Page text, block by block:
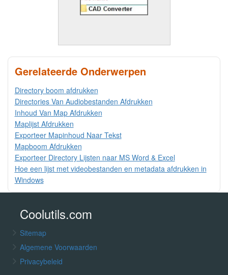
Gerelateerde Onderwerpen
Directory boom afdrukken
Directories Van Audiobestanden Afdrukken
Inhoud Van Map Afdrukken
Maplijst Afdrukken
Exporteer Mapinhoud Naar Tekst
Mapboom Afdrukken
Exporteer Directory Lijsten naar MS Word & Excel
Hoe een lijst met videobestanden en metadata afdrukken in
Windows
Coolutils.com
Sitemap
Algemene Voorwaarden
Privacybeleid